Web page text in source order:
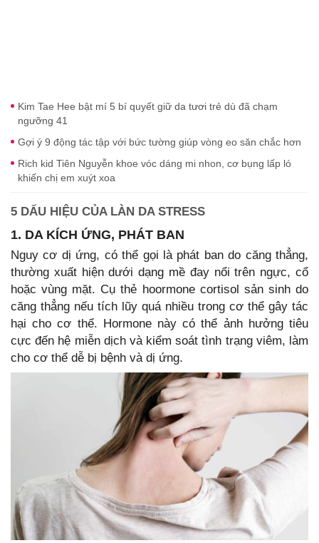
Kim Tae Hee bật mí 5 bí quyết giữ da tươi trẻ dù đã chạm
ngưỡng 41
Gợi ý 9 động tác tập với bức tường giúp vòng eo săn chắc hơn
Rich kid Tiên Nguyễn khoe vóc dáng mi nhon, cơ bụng lấp ló
khiến chị em xuýt xoa
5 DẤU HIỆU CỦA LÀN DA STRESS
1. DA KÍCH ỨNG, PHÁT BAN
Nguy cơ dị ứng, có thể gọi là phát ban do căng thẳng,
thường xuất hiện dưới dạng mề đay nổi trên ngực, cổ
hoặc vùng mặt. Cụ thẻ hoormone cortisol sản sinh do
căng thẳng nếu tích lũy quá nhiều trong cơ thể gây tác
hại cho cơ thể. Hormone này có thể ảnh hưởng tiêu
cực đến hệ miễn dịch và kiểm soát tình trạng viêm, làm
cho cơ thể dễ bị bệnh và dị ứng.